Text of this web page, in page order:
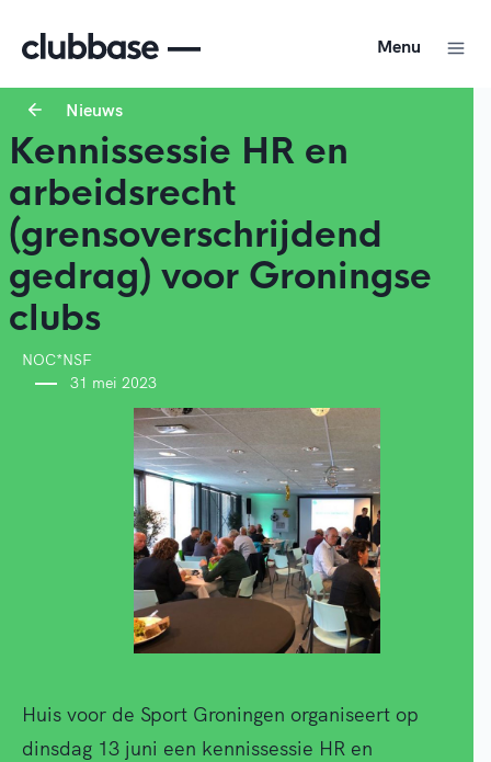
Menu
Nieuws
Kennissessie HR en
arbeidsrecht
(grensoverschrijdend
gedrag) voor Groningse
clubs
NOC*NSF
31 mei 2023
Huis voor de Sport Groningen organiseert op
dinsdag 13 juni een kennissessie HR en